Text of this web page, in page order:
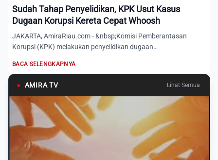
Sudah Tahap Penyelidikan, KPK Usut Kasus
Dugaan Korupsi Kereta Cepat Whoosh
JAKARTA, AmiraRiau.com - &nbsp;Komisi Pemberantasan
Korupsi (KPK) melakukan penyelidikan dugaan
BACA SELENGKAPNYA
● AMIRA TV Lihat Semua